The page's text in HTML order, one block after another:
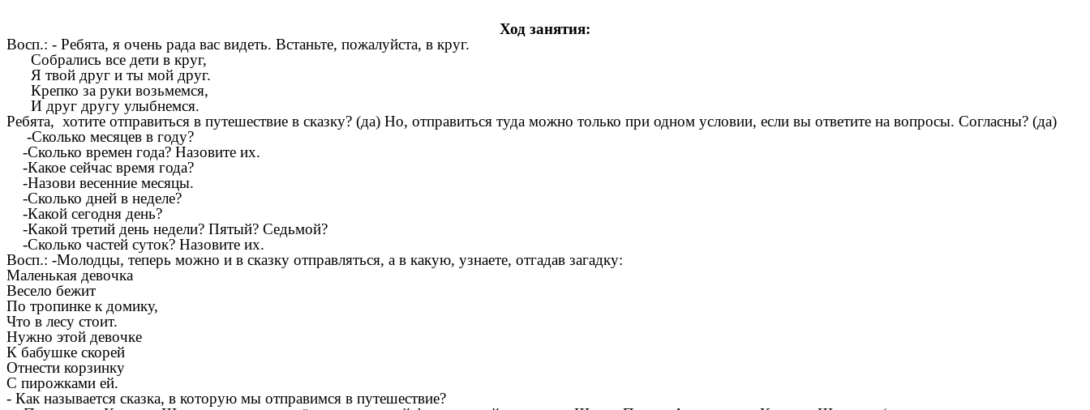
Ход занятия:
Восп.: - Ребята, я очень рада вас видеть. Встаньте, пожалуйста, в круг.
Собрались все дети в круг,
Я твой друг и ты мой друг.
Крепко за руки возьмемся,
И друг другу улыбнемся.
Ребята, хотите отправиться в путешествие в сказку? (да) Но, отправиться туда можно только при одном условии, если вы ответите на вопросы. Согласны? (да)
-Сколько месяцев в году?
-Сколько времен года? Назовите их.
-Какое сейчас время года?
-Назови весенние месяцы.
-Сколько дней в неделе?
-Какой сегодня день?
-Какой третий день недели? Пятый? Седьмой?
-Сколько частей суток? Назовите их.
Восп.: -Молодцы, теперь можно и в сказку отправляться, а в какую, узнаете, отгадав загадку:
Маленькая девочка
Весело бежит
По тропинке к домику,
Что в лесу стоит.
Нужно этой девочке
К бабушке скорей
Отнести корзинку
С пирожками ей.
- Как называется сказка, в которую мы отправимся в путешествие?